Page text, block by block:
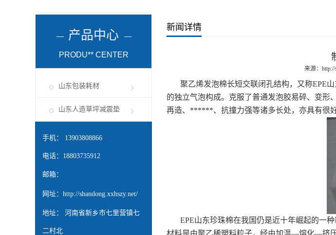
产品中心
PRODU** CENTER
山东包装耗材
山东人造草坪减震垫
手机： 13903808866
电话：18803735912
邮箱：
网址： http://shandong.xxhszy.net/
地址： 河南省新乡市七里营镇七
二村北
新闻详情
来源：
聚乙烯发泡棉长短交联闭孔结构，又称EPE
的独立气泡构成。克服了普通发泡胶易碎、变形
再造、******、抗撞力强等诸多长处，亦具有很
EPE山东珍珠棉在我国仍是近十年崛起的一
材料是由聚乙稀塑料粒子，经由加温—熔化—挤